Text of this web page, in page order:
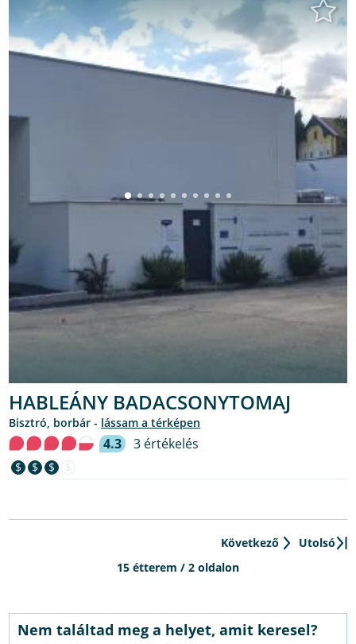
HABLEÁNY BADACSONYTOMAJ
bisztró, borbár - lássam a térképen
4.3 3 értékelés
$ $ $
Következő
Utolsó
15 étterem / 2 oldalon
Nem találtad meg a helyet, amit keresel?